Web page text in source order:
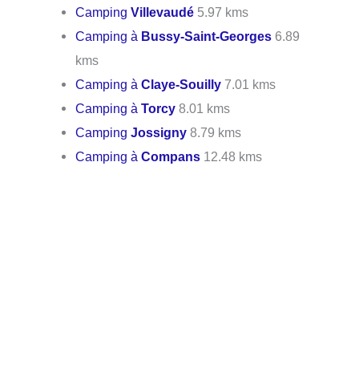
CampingVillevaudé 5.97 kms
Camping à Bussy-Saint-Georges 6.89
kms
Camping àClaye-Souilly 7.01 kms
Camping àTorcy 8.01 kms
CampingJossigny 8.79 kms
Camping àCompans 12.48 kms